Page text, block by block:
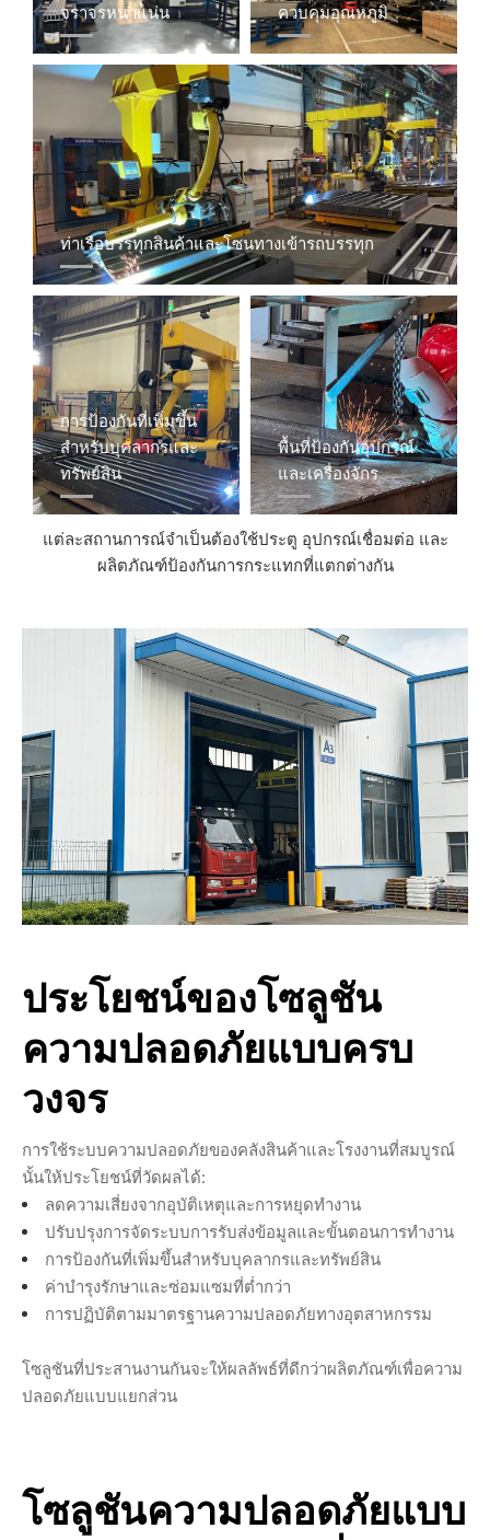
จราจรหนาแน่น​​​​​
ท่าเรือบรรทุกสินค้าและโซนทางเข้ารถบรรทุก​​​​​​
การป้องกันที่เพิ่มขึ้น
สำหรับบุคลากรและ
ทรัพย์สิน​​​​​​​​​​
พื้นที่ป้องกันอุปกรณ์
และเครื่องจักร​​​​​​​​
ควบคุมอุณหภูมิ​​​​​​​​​​
แต่ละสถานการณ์จำเป็นต้องใช้ประตู อุปกรณ์เชื่อมต่อ และ
ผลิตภัณฑ์ป้องกันการกระแทกที่แตกต่างกัน
ประโยชน์ของโซลูชัน
ความปลอดภัยแบบครบ
วงจร
การใช้ระบบความปลอดภัยของคลังสินค้าและโรงงานที่สมบูรณ์
นั้นให้ประโยชน์ที่วัดผลได้:
ลดความเสี่ยงจากอุบัติเหตุและการหยุดทำงาน
ปรับปรุงการจัดระบบการรับส่งข้อมูลและขั้นตอนการทำงาน
การป้องกันที่เพิ่มขึ้นสำหรับบุคลากรและทรัพย์สิน
ค่าบำรุงรักษาและซ่อมแซมที่ต่ำกว่า
การปฏิบัติตามมาตรฐานความปลอดภัยทางอุตสาหกรรม
โซลูชันที่ประสานงานกันจะให้ผลลัพธ์ที่ดีกว่าผลิตภัณฑ์เพื่อความ
ปลอดภัยแบบแยกส่วน
โซลูชันความปลอดภัยแบบ